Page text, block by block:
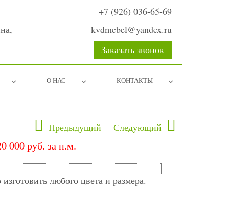
+7 (926) 036-65-69
kvdmebel@yandex.ru
Заказать звонок
О НАС КОНТАКТЫ
Предыдущий Следующий
000 руб. за п.м.
любого цвета и размера.